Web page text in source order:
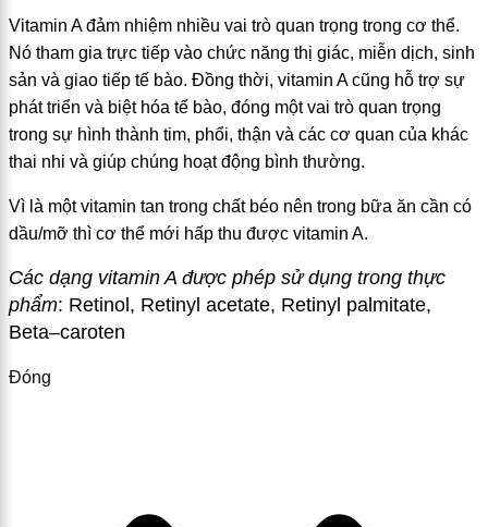
Vitamin A đảm nhiệm nhiều vai trò quan trọng trong cơ thể.
Nó tham gia trực tiếp vào chức năng thị giác, miễn dịch, sinh
sản và giao tiếp tế bào. Đồng thời, vitamin A cũng hỗ trợ sự
phát triển và biệt hóa tế bào, đóng một vai trò quan trọng
trong sự hình thành tim, phổi, thận và các cơ quan của khác
thai nhi và giúp chúng hoạt động bình thường.
Vì là một vitamin tan trong chất béo nên trong bữa ăn cần có
dầu/mỡ thì cơ thể mới hấp thu được vitamin A.
Các dạng vitamin A được phép sử dụng trong thực
phẩm: Retinol, Retinyl acetate, Retinyl palmitate,
Beta–caroten
Đóng